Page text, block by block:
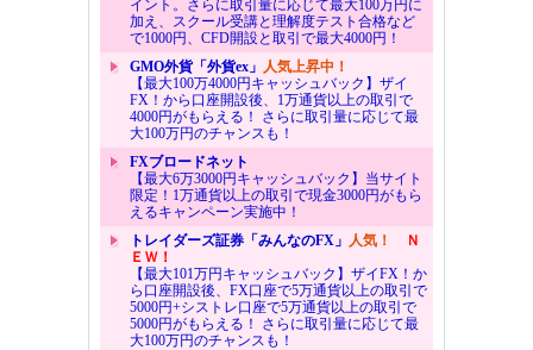
イント。さらに取引量に応じて最大100万円に
加え、スクール受講と理解度テスト合格など
で1000円、CFD開設と取引で最大4000円！
GMO外貨「外貨ex」 人気上昇中！
【最大100万4000円キャッシュバック】ザイ
FX！から口座開設後、1万通貨以上の取引で
4000円がもらえる！ さらに取引量に応じて最
大100万円のチャンスも！
FXブロードネット
【最大6万3000円キャッシュバック】当サイト
限定！1万通貨以上の取引で現金3000円がもら
えるキャンペーン実施中！
トレイダーズ証券「みんなのFX」 人気！
Ｎ
ＥＷ！
【最大101万円キャッシュバック】ザイFX！か
ら口座開設後、FX口座で5万通貨以上の取引で
5000円+シストレ口座で5万通貨以上の取引で
5000円がもらえる！ さらに取引量に応じて最
大100万円のチャンスも！